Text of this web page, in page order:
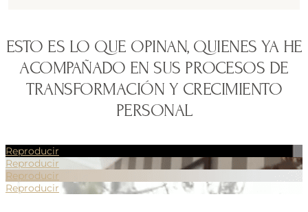
ESTO ES LO QUE OPINAN, QUIENES YA HE
ACOMPAÑADO EN SUS PROCESOS DE
TRANSFORMACIÓN Y CRECIMIENTO
PERSONAL
Reproducir
Reproducir
Reproducir
Reproducir